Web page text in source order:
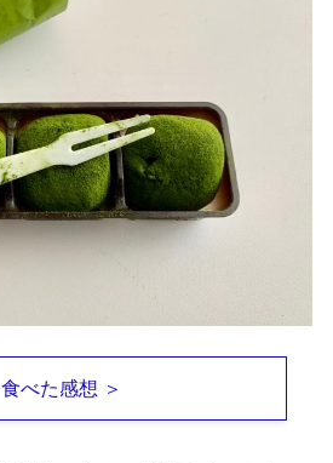
食べた感想 ＞